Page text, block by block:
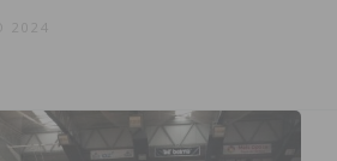
2024